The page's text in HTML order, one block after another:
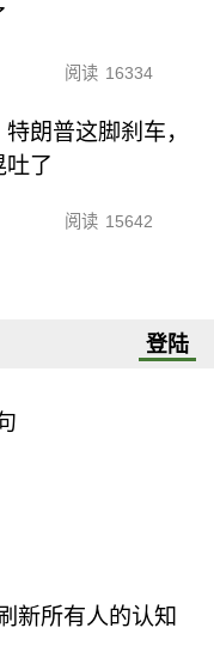
阅读 16334
朗普这脚刹车，
吐了
阅读 15642
登陆
新所有人的认知